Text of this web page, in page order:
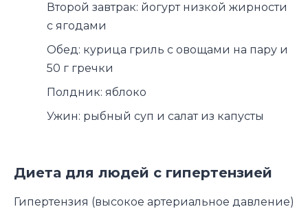
Второй завтрак: йогурт низкой жирности
с ягодами
Обед: курица гриль с овощами на пару и
50 г гречки
Полдник: яблоко
Ужин: рыбный суп и салат из капусты
Диета для людей с гипертензией
Гипертензия (высокое артериальное давление)